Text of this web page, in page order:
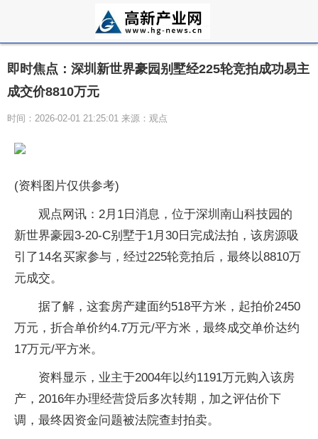
即时焦点：深圳新世界豪园别墅经225轮竞拍成功易主
成交价8810万元
时间：2026-02-01 21:25:01 来源：观点
(资料图片仅供参考)
观点网讯：2月1日消息，位于深圳南山科技园的
新世界豪园3-20-C别墅于1月30日完成法拍，该房源吸
引了14名买家参与，经过225轮竞拍后，最终以8810万
元成交。
据了解，这套房产建面约518平方米，起拍价2450
万元，折合单价约4.7万元/平方米，最终成交单价达约
17万元/平方米。
资料显示，业主于2004年以约1191万元购入该房
产，2016年办理经营贷后多次转期，加之评估价下
调，最终因资金问题被法院查封拍卖。